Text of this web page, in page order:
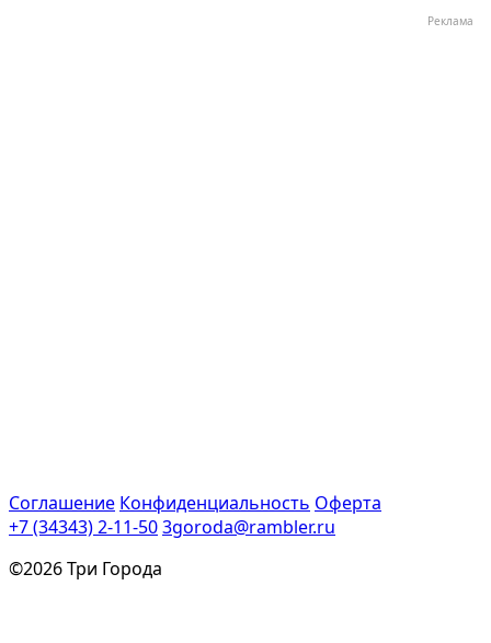
Реклама
Соглашение Конфиденциальность Оферта
+7 (34343) 2-11-503goroda@rambler.ru
©2026 Три Города